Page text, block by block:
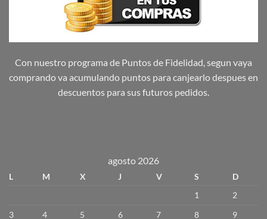
Con nuestro programa de Puntos de Fidelidad, segun vaya
comprando va acumulando puntos para canjearlo despues en
descuentos para sus futuros pedidos.
agosto 2026
L M X J V S
D
1
2
3
4 5 6 7 8 9